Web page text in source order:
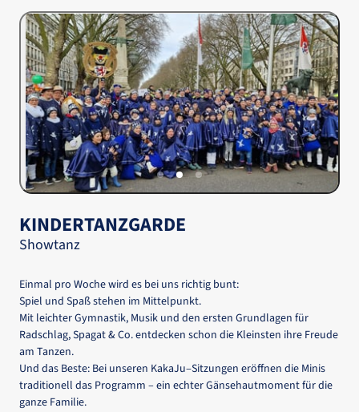
Slide 2 of 3
KINDERTANZGARDE
Showtanz
Einmal pro Woche wird es bei uns richtig bunt:
Spiel und Spaß stehen im Mittelpunkt.
Mit leichter Gymnastik, Musik und den ersten Grundlagen
Radschlag, Spagat & Co. entdecken schon die Kleinsten ihre
am Tanzen.
Und das Beste: Bei unseren KakaJu‒Sitzungen eröffnen die
traditionell das Programm – ein echter Gänsehautmoment für
ganze Familie.